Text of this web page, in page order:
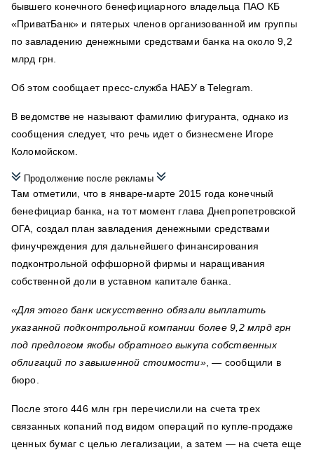
бывшего конечного бенефициарного владельца ПАО КБ
«ПриватБанк» и пятерых членов организованной им группы
по завладению денежными средствами банка на около 9,2
млрд грн.
Об этом сообщает пресс-служба НАБУ в Telegram.
В ведомстве не называют фамилию фигуранта, однако из
сообщения следует, что речь идет о бизнесмене Игоре
Коломойском.
Продолжение после рекламы
Там отметили, что в январе-марте 2015 года конечный
бенефициар банка, на тот момент глава Днепропетровской
ОГА, создал план завладения денежными средствами
финучреждения для дальнейшего финансирования
подконтрольной оффшорной фирмы и наращивания
собственной доли в уставном капитале банка.
«Для этого банк искусственно обязали выплатить
указанной подконтрольной компании более 9,2 млрд грн
под предлогом якобы обратного выкупа собственных
облигаций по завышенной стоимости», — сообщили в
бюро.
После этого 446 млн грн перечислили на счета трех
связанных копаний под видом операций по купле-продаже
ценных бумаг с целью легализации, а затем — на счета еще